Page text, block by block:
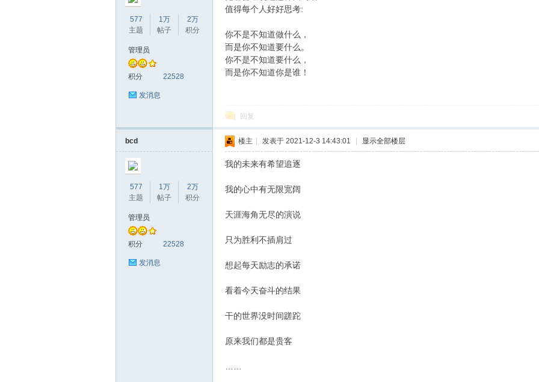
577
主题
1万
帖子
2万
积分
管理员
积分 22528
发消息
值得每个人好好思考:
你不是不知道做什么，
而是你不知道要什么。
你不是不知道要什么，
而是你不知道你是谁！
回复
bcd
577
主题
1万
帖子
2万
积分
管理员
积分 22528
发消息
楼主 发表于 2021-12-3 14:43:01 显示全部楼层
我的未来有希望追逐
我的心中有无限宽阔
天涯海角无尽的演说
只为胜利不插肩过
想起每天励志的承诺
看着今天奋斗的结果
干的世界没时间蹉跎
原来我们都是贵客